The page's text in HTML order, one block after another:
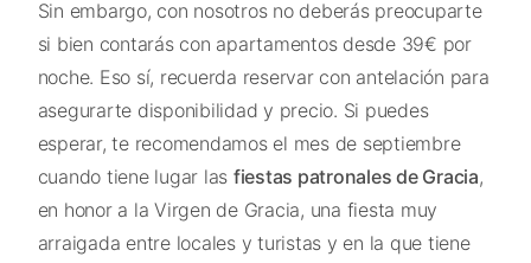
Sin embargo, con nosotros no deberás preocuparte
si bien contarás con apartamentos desde 39€ por
noche. Eso sí, recuerda reservar con antelación para
asegurarte disponibilidad y precio. Si puedes
esperar, te recomendamos el mes de septiembre
cuando tiene lugar las fiestas patronales de Gracia,
en honor a la Virgen de Gracia, una fiesta muy
arraigada entre locales y turistas y en la que tiene